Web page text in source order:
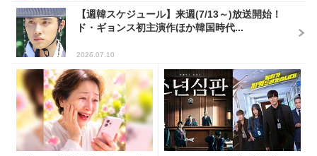
【週韓スケジュール】来週(7/13～)放送開始！
ド・ギョンス初主演作ほか韓国時代...
2026.07.10